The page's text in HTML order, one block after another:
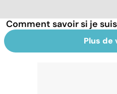
Comment savoir si je
Plus de